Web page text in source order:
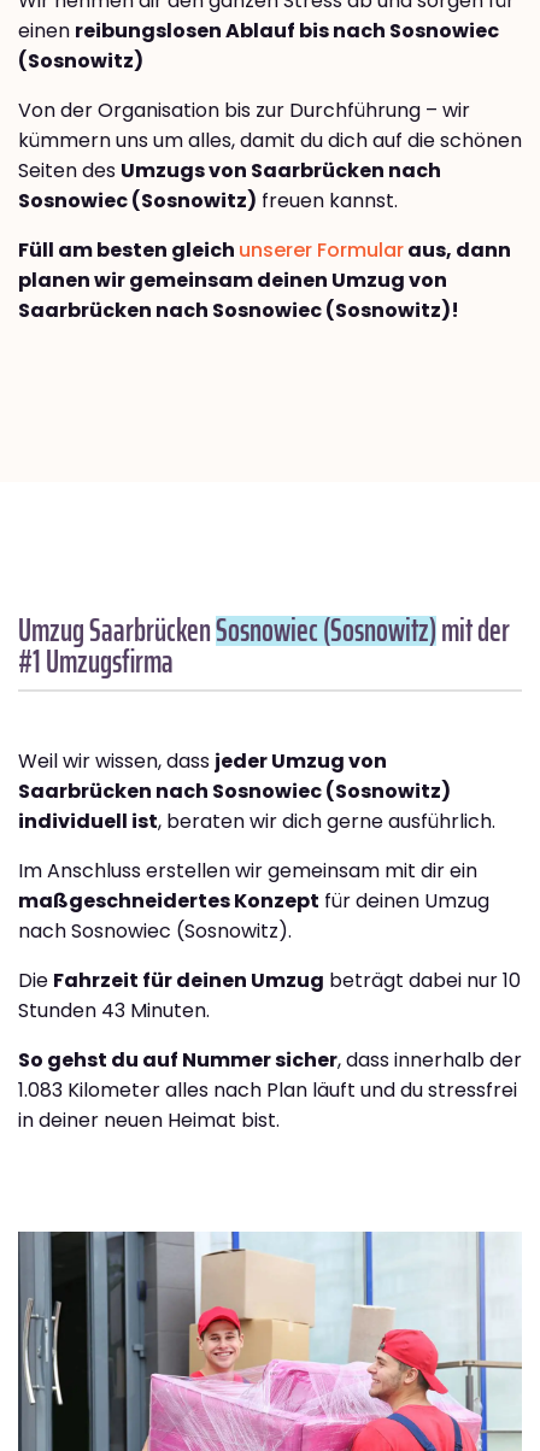
einen reibungslosen Ablauf bis nach Sosnowiec
(Sosnowitz)
Von der Organisation bis zur Durchführung – wir
kümmern uns um alles, damit du dich auf die schönen
Seiten des Umzugs von Saarbrücken nach
Sosnowiec (Sosnowitz) freuen kannst.
Füll am besten gleich unserer Formularaus, dann
planen wir gemeinsam deinen Umzug von
Saarbrücken nach Sosnowiec (Sosnowitz)!
Umzug SaarbrückenSosnowiec (Sosnowitz)mit der
#1 Umzugsfirma
Weil wir wissen, dass jeder Umzug von
Saarbrücken nach Sosnowiec (Sosnowitz)
individuell ist, beraten wir dich gerne ausführlich.
Im Anschluss erstellen wir gemeinsam mit dir ein
maßgeschneidertes Konzept für deinen Umzug
nach Sosnowiec (Sosnowitz).
Die Fahrzeit für deinen Umzug beträgt dabei nur 10
Stunden 43 Minuten.
So gehst du auf Nummer sicher, dass innerhalb der
1.083 Kilometer alles nach Plan läuft und du stressfrei
in deiner neuen Heimat bist.